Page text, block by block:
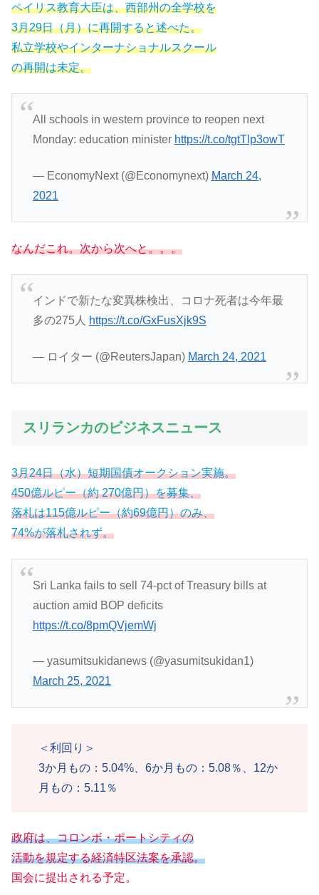
ペイリス教育大臣は、西部州の全学校を
3月29日（月）に再開すると述べた。
私立学校やインターナショナルスクール
の再開は未定。
All schools in western province to reopen next
Monday: education minister https://t.co/tgtTlp3owT
— EconomyNext (@Economynext) March 24,
2021
なんだこれ。次から次へと。。。
インドで新たな変異株検出、コロナ死者は今年最
多の275人 https://t.co/GxFusXjk9S
— ロイター (@ReutersJapan) March 24, 2021
スリランカのビジネスニュース
3月24日（水）短期国債オークション実施。
450億ルピー（約 270億円）を募集、
落札は115億ルピー（約69億円）のみ、
74%が落札されず。
Sri Lanka fails to sell 74-pct of Treasury bills at
auction amid BOP deficits
https://t.co/8pmQVjemWj
— yasumitsukidanews (@yasumitsukidan1)
March 25, 2021
＜利回り＞
3か月もの：5.04%、6か月もの：5.08％、12か
月もの：5.11％
政府は、コロンボ・ポートシティの
活動を規定する経済特区法案を承認。
国会に提出される予定。